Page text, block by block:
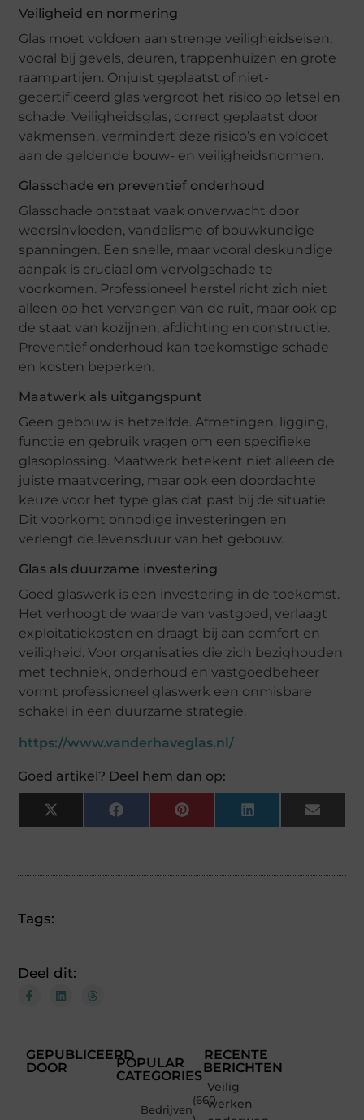
Veiligheid en normering
Glas moet voldoen aan strenge veiligheidseisen,
vooral bij gevels, deuren, trappenhuizen en grote
raampartijen. Onjuist geplaatst of niet-
gecertificeerd glas vergroot het risico op letsel en
schade. Veiligheidsglas, correct geplaatst door
vakmensen, vermindert deze risico’s en voldoet
aan de geldende bouw- en veiligheidsnormen.
Glasschade en preventief onderhoud
Glasschade ontstaat vaak onverwacht door
weersinvloeden, vandalisme of bouwkundige
spanningen. Een snelle, maar vooral deskundige
aanpak is cruciaal om vervolgschade te
voorkomen. Professioneel herstel richt zich niet
alleen op het vervangen van de ruit, maar ook op
de staat van kozijnen, afdichting en constructie.
Preventief onderhoud kan toekomstige schade
en kosten beperken.
Maatwerk als uitgangspunt
Geen gebouw is hetzelfde. Afmetingen, ligging,
functie en gebruik vragen om een specifieke
glasoplossing. Maatwerk betekent niet alleen de
juiste maatvoering, maar ook een doordachte
keuze voor het type glas dat past bij de situatie.
Dit voorkomt onnodige investeringen en
verlengt de levensduur van het gebouw.
Glas als duurzame investering
Goed glaswerk is een investering in de toekomst.
Het verhoogt de waarde van vastgoed, verlaagt
exploitatiekosten en draagt bij aan comfort en
veiligheid. Voor organisaties die zich bezighouden
met techniek, onderhoud en vastgoedbeheer
vormt professioneel glaswerk een onmisbare
schakel in een duurzame strategie.
https://www.vanderhaveglas.nl/
Goed artikel? Deel hem dan op:
X
(Twitter)
FacebookPinterestLinkedInEmail
Tags:
Deel dit:
GEPUBLICEERD
DOOR
POPULAR
CATEGORIES
Bedrijven
(660
RECENTE
BERICHTEN
Veilig
werken